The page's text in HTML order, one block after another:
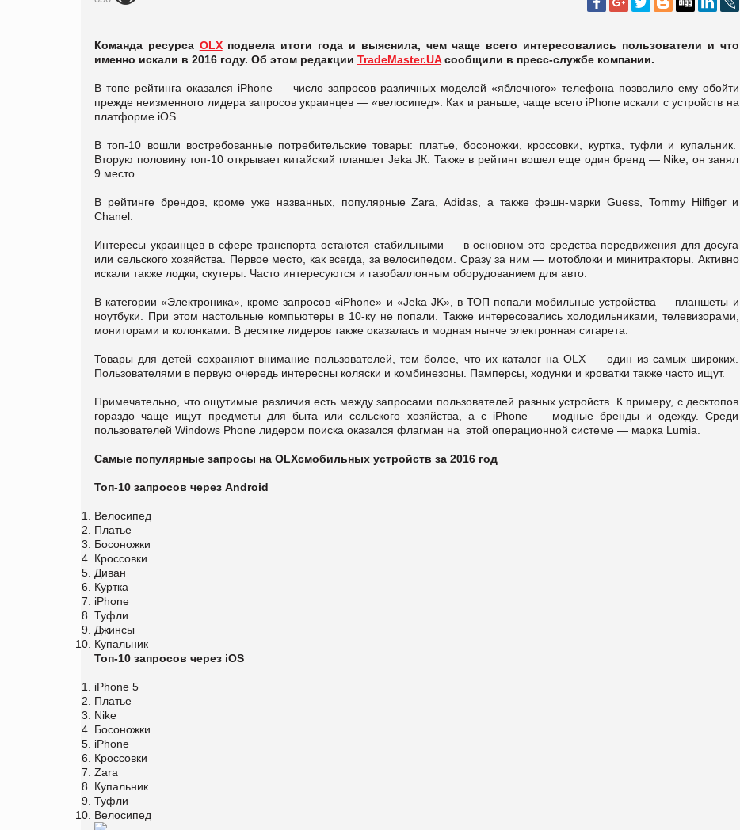
Команда ресурса OLXподвела итоги года и выяснила, чем чаще всего интересовались пользователи и что
именно искали в 2016 году. Об этом редакции TradeMaster.UAсообщили в пресс-службе компании.
В топе рейтинга оказался iPhone — число запросов различных моделей «яблочного» телефона позволило ему обойти
прежде неизменного лидера запросов украинцев — «велосипед». Как и раньше, чаще всего iPhone искали с устройств на
платформе iOS.
В топ-10 вошли востребованные потребительские товары: платье, босоножки, кроссовки, куртка, туфли и купальник.
Вторую половину топ-10 открывает китайский планшет Jeka JК. Также в рейтинг вошел еще один бренд — Nike, он занял
9 место.
В рейтинге брендов, кроме уже названных, популярные Zara, Adidas, а также фэшн-марки Guess, Tommy Hilfiger и
Chanel.
Интересы украинцев в сфере транспорта остаются стабильными — в основном это средства передвижения для досуга
или сельского хозяйства. Первое место, как всегда, за велосипедом. Сразу за ним — мотоблоки и минитракторы. Активно
искали также лодки, скутеры. Часто интересуются и газобаллонным оборудованием для авто.
В категории «Электроника», кроме запросов «iPhone» и «Jeka JK», в ТОП попали мобильные устройства — планшеты и
ноутбуки. При этом настольные компьютеры в 10-ку не попали. Также интересовались холодильниками, телевизорами,
мониторами и колонками. В десятке лидеров также оказалась и модная нынче электронная сигарета.
Товары для детей сохраняют внимание пользователей, тем более, что их каталог на OLX — один из самых широких.
Пользователями в первую очередь интересны коляски и комбинезоны. Памперсы, ходунки и кроватки также часто ищут.
Примечательно, что ощутимые различия есть между запросами пользователей разных устройств. К примеру, с десктопов
гораздо чаще ищут предметы для быта или сельского хозяйства, а с iPhone — модные бренды и одежду. Среди
пользователей Windows Phone лидером поиска оказался флагман на этой операционной системе — марка Lumia.
Самые популярные запросы на OLXcмобильных устройств за 2016 год
Топ-10 запросов через Android
Велосипед
Платье
Босоножки
Кроссовки
Диван
Куртка
iPhone
Туфли
Джинсы
Купальник
Топ-10 запросов через iOS
iPhone 5
Платье
Nike
Босоножки
iPhone
Кроссовки
Zara
Купальник
Туфли
Велосипед